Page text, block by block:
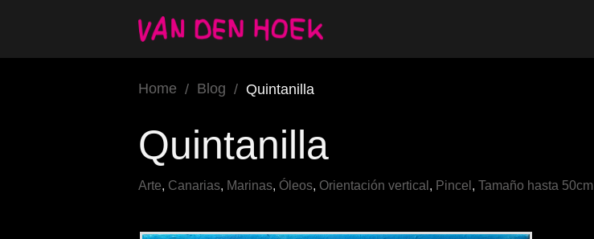
Home / Blog / Quintanilla
Quintanilla
Arte, Canarias, Marinas, Óleos, Orientación vertical , Pincel , Tamaño hasta 50cm